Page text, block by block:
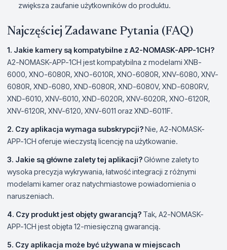
zwiększa zaufanie użytkowników do produktu.
Najczęściej Zadawane Pytania (FAQ)
1. Jakie kamery są kompatybilne z A2-NOMASK-APP-1CH?
A2-NOMASK-APP-1CH jest kompatybilna z modelami XNB-
6000, XNO-6080R, XNO-6010R, XNO-6080R, XNV-6080, XNV-
6080R, XND-6080, XND-6080R, XND-6080V, XND-6080RV,
XND-6010, XNV-6010, XND-6020R, XNV-6020R, XNO-6120R,
XNV-6120R, XNV-6120, XNV-6011 oraz XND-6011F.
2. Czy aplikacja wymaga subskrypcji?Nie, A2-NOMASK-
APP-1CH oferuje wieczystą licencję na użytkowanie.
3. Jakie są główne zalety tej aplikacji?Główne zalety to
wysoka precyzja wykrywania, łatwość integracji z różnymi
modelami kamer oraz natychmiastowe powiadomienia o
naruszeniach.
4. Czy produkt jest objęty gwarancją? Tak, A2-NOMASK-
APP-1CH jest objęta 12-miesięczną gwarancją.
5. Czy aplikacja może być używana w miejscach